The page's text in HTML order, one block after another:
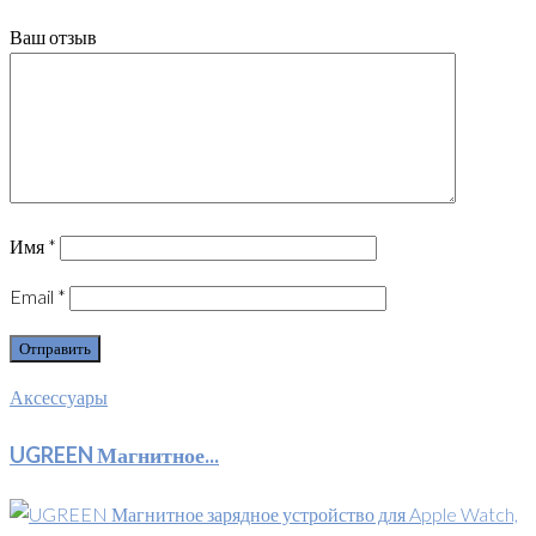
Ваш отзыв
Имя *
Email *
Аксессуары
UGREEN Магнитное...